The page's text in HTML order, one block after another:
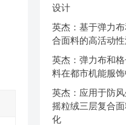
设计
英杰：基于弹力
合面料的高活动
英杰：弹力布和
料在都市机能服
英杰：应用于防
摇粒绒三层复合
化